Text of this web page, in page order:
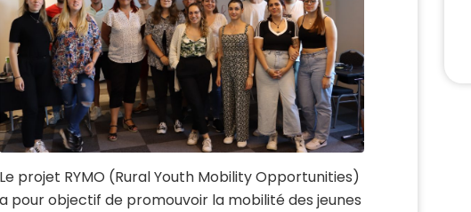
Le projet RYMO (Rural Youth Mobility Opportunities)
a pour objectif de promouvoir la mobilité des jeunes